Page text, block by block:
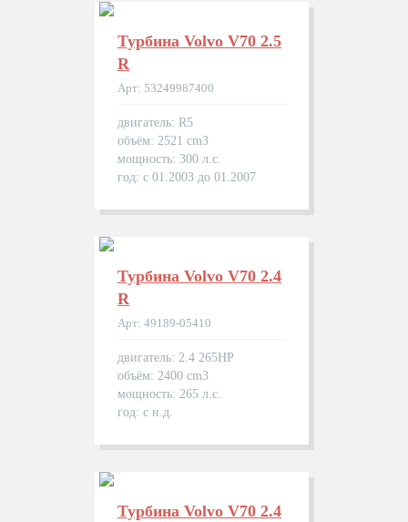
Турбина Volvo V70 2.5
R
Арт: 53249987400
двигатель: R5
объём: 2521 cm3
мощность: 300 л.с.
год: с 01.2003 до 01.2007
Турбина Volvo V70 2.4
R
Арт: 49189-05410
двигатель: 2.4 265HP
объём: 2400 cm3
мощность: 265 л.с.
год: с н.д.
Турбина Volvo V70 2.4